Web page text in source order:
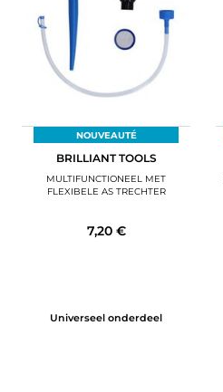
BAGAGE
SPORTKLEDING
AANBIEDINGEN
CADEAUBONNEN
NOUVEAUTÉ
BRILLIANT TOOLS
MULTIFUNCTIONEEL MET
FLEXIBELE AS TRECHTER
7,20 €
Universeel onderdeel